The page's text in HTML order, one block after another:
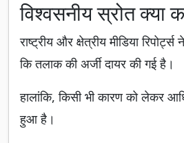
विश्वसनीय स्रोत क्या
राष्ट्रीय और क्षेत्रीय मीडिया
कि तलाक की अर्जी दायर की गई है।
हालांकि, किसी भी कारण को लेकर
हुआ है।